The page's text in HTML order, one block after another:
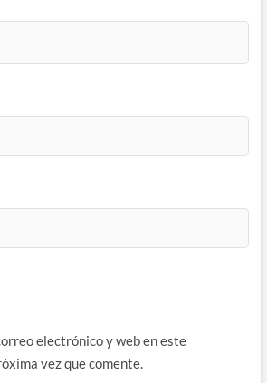
electrónico y web en este
vez que comente.